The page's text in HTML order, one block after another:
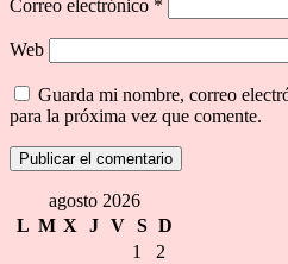
Correo electrónico *
Web
Guarda mi nombre, correo
para la próxima vez que comente.
agosto 2026
L M X J V S D
1
2